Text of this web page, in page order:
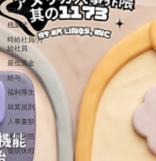
CA州法
残業代
時給社員/月
給社員
最低賃金
給与
福利厚生
就業規則
人事書類
雇用形態
傷病休暇